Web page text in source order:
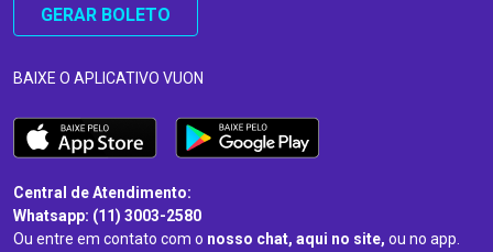
GERAR BOLETO
BAIXE O APLICATIVO VUON
Central de Atendimento:
Whatsapp: (11) 3003-2580
Ou entre em contato com o nosso chat, aqui no site, ou no app.